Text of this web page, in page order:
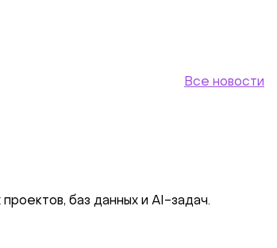
баз данных и AI-задач.
Все новости